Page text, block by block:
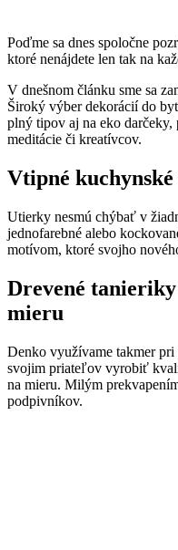
Poďme sa dnes spoločne
ktoré nenájdete len tak na
V dnešnom článku sme sa
Široký výber dekorácií do
plný tipov aj na eko
meditácie či kreatívcov.
Vtipné
Utierky nesmú chýbať v
jednofarebné alebo
motívom, ktoré svojho
Drevené
mieru
Denko využívame takmer
svojim priateľov vyrobiť
na mieru. Milým
podpivníkov.